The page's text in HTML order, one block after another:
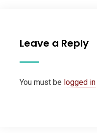
Leave a Reply
You must be logged in